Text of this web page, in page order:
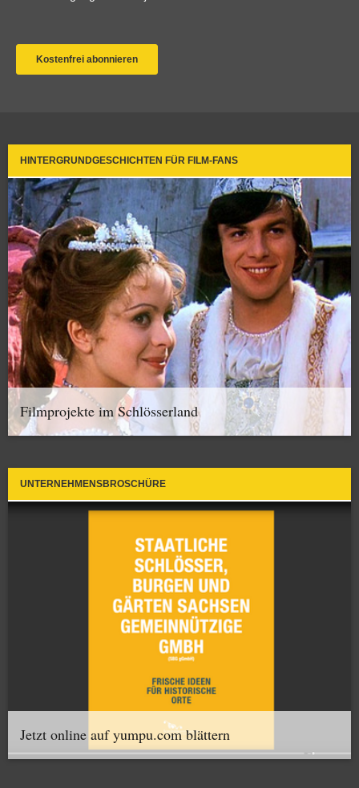
HINTERGRUNDGESCHICHTEN FÜR FILM-FANS
Filmprojekte im Schlösserland
UNTERNEHMENSBROSCHÜRE
Jetzt online auf yumpu.com blättern